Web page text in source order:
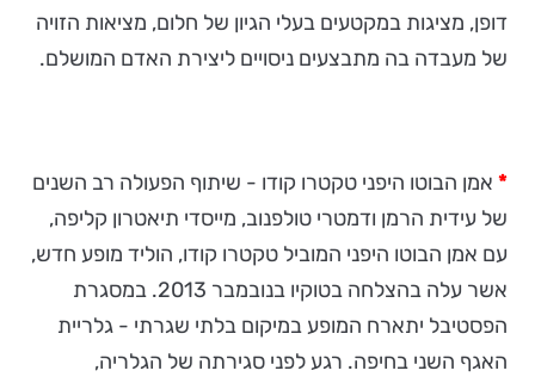
דופן, מציגות במקטעים בעלי הגיון של חלום, מציאות הזויה
של מעבדה בה מתבצעים ניסויים ליצירת האדם המושלם.
* אמן הבוטו היפני טקטרו קודו - שיתוף הפעולה רב השנים
של עידית הרמן ודמטרי טולפנוב, מייסדי תיאטרון קליפה,
עם אמן הבוטו היפני המוביל טקטרו קודו, הוליד מופע חדש,
אשר עלה בהצלחה בטוקיו בנובמבר 2013. במסגרת
הפסטיבל יתארח המופע במיקום בלתי שגרתי - גלריית
האגף השני בחיפה. רגע לפני סגירתה של הגלריה,